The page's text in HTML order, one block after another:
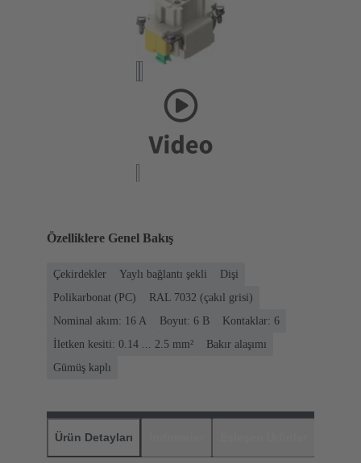
Özelliklere Genel Bakış
Çekirdekler Yaylı bağlantı şekli
Dişi
Polikarbonat (PC)
RAL 7032 (çakıl grisi)
Nominal akım: ‌16 A
Boyut: 6 B
Kontaklar: 6
İletken kesiti: 0.14 ... 2.5 mm²
Bakır alaşımı
Gümüş kaplı
Ürün Detayları